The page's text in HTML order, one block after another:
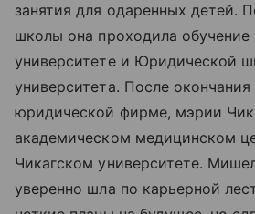
занятия для одаренных детей.
школы она проходила
университете и Юридической
университета. После
юридической фирме, мэрии
академическом медицинском
Чикагском университете.
уверенно шла по карьерной